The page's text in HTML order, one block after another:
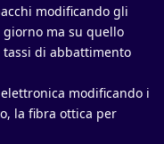
modificando gli
ma su quello
di abbattimento
modificando i
la fibra ottica per